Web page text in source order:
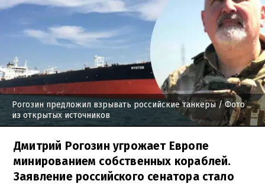
Рогозин предложил взрывать российские танкеры/ Фото
из открытых источников
Дмитрий Рогозин угрожает Европе
минированием собственных кораблей.
Заявление российского сенатора стало